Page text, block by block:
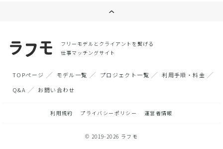
フリーモデルとクライアントを繋げる
仕事マッチングサイト
TOPページ モデル一覧 プロジェクト一覧
利用手順・料金
Q&A
お問い合わせ
利用規約 プライバシーポリシー 運営者情報
© 2019-2026 ラフモ